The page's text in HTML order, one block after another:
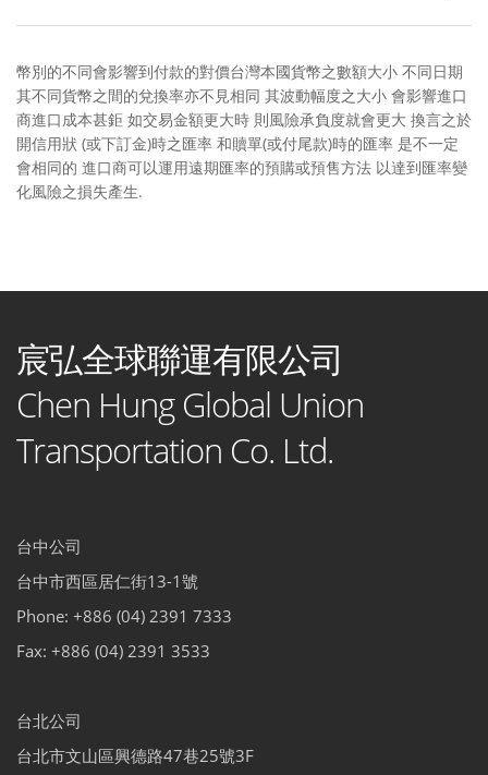
幣別的不同會影響到付款的對價台灣本國貨幣之數額大小 不同日期
其不同貨幣之間的兌換率亦不見相同 其波動幅度之大小 會影響進口
商進口成本甚鉅 如交易金額更大時 則風險承負度就會更大 換言之於
開信用狀 (或下訂金)時之匯率 和贖單(或付尾款)時的匯率 是不一定
會相同的 進口商可以運用遠期匯率的預購或預售方法 以達到匯率變
化風險之損失產生.
宸弘全球聯運有限公司
Chen Hung Global Union
Transportation Co. Ltd.
台中公司
台中市西區居仁街13-1號
Phone: +886 (04) 2391 7333
Fax: +886 (04) 2391 3533
台北公司
台北市文山區興德路47巷25號3F